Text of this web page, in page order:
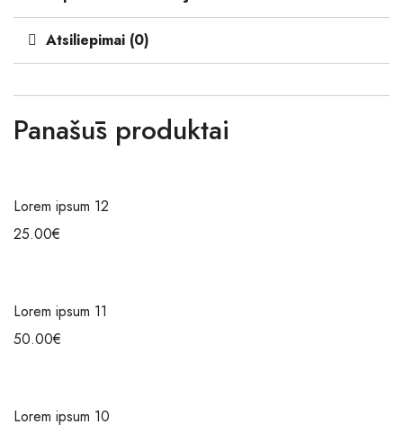
Atsiliepimai (0)
Panašūs produktai
Lorem ipsum 12
25.00€
Lorem ipsum 11
50.00€
Lorem ipsum 10